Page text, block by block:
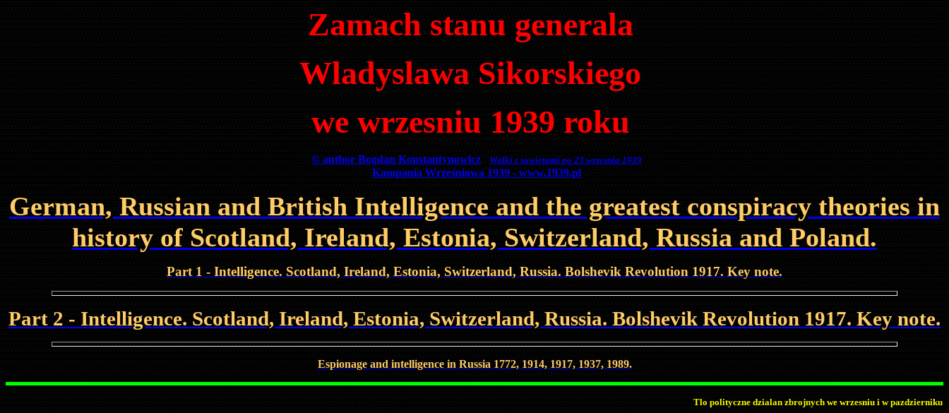
Zamach stanu generala
Wladyslawa Sikorskiego
we wrzesniu 1939 roku
© author Bogdan Konstantynowicz Walki z sowietami po 23 wrzesnia 1939
Kampania Wrześniowa 1939 - www.1939.pl
German, Russian and British Intelligence and the greatest conspiracy theories in
history of Scotland, Ireland, Estonia, Switzerland, Russia and Poland.
Part 1 - Intelligence. Scotland, Ireland, Estonia, Switzerland, Russia. Bolshevik Revolution 1917. Key note.
Part 2 - Intelligence. Scotland, Ireland, Estonia, Switzerland, Russia. Bolshevik Revolution 1917. Key note.
Espionage and intelligence in Russia 1772, 1914, 1917, 1937, 1989.
Tlo polityczne dzialan zbrojnych we wrzesniu i w pazdzierniku 1939 roku